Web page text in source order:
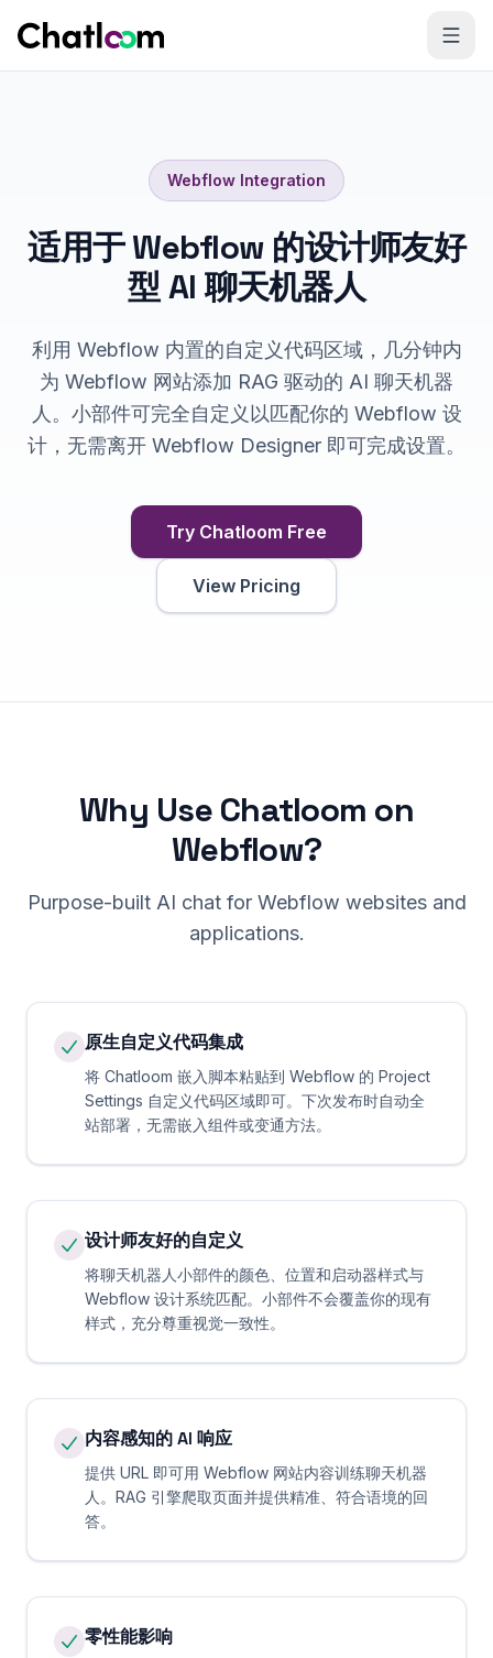
Webflow Integration
适用于 Webflow 的设计师友好
型 AI 聊天机器人
利用 Webflow 内置的自定义代码区域，几分钟内
为 Webflow 网站添加 RAG 驱动的 AI 聊天机器
人。小部件可完全自定义以匹配你的 Webflow 设
计，无需离开 Webflow Designer 即可完成设置。
Try Chatloom Free
View Pricing
Why Use Chatloom on
Webflow?
Purpose-built AI chat for Webflow websites and
applications.
原生自定义代码集成
将 Chatloom 嵌入脚本粘贴到 Webflow 的 Project
Settings 自定义代码区域即可。下次发布时自动全
站部署，无需嵌入组件或变通方法。
设计师友好的自定义
将聊天机器人小部件的颜色、位置和启动器样式与
Webflow 设计系统匹配。小部件不会覆盖你的现有
样式，充分尊重视觉一致性。
内容感知的 AI 响应
提供 URL 即可用 Webflow 网站内容训练聊天机器
人。RAG 引擎爬取页面并提供精准、符合语境的回
答。
零性能影响